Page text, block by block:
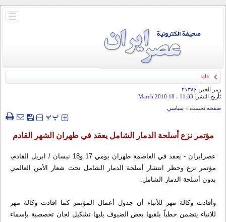
باز
قائد الحرس الثوري: إيران ستدمر أمريكا وإسرائيل والسعودية إذا تجاوزت خطوط طهران
الحمراء
رمز الخبر: ۲۱۳۸۶
تأريخ النشر: 11:33
- 18 March 2010
صفحه نخست » سياسي
‍‍‍ پپ
مؤتمر نزع أسلحة الدمار الشامل يعقد في طهران الشهر القادم
عصرایران - يعقد في العاصمة طهران يومي 17 و18 نيسان / ابريل القادم،
مؤتمر نزع وحظر انتشار أسلحة الدمار الشامل تحت شعار الأمن العالمي
بدون أسلحة الدمار الشامل.
وأفادت وكالة مهر للأنباء أن جدول أعمال المؤتمر كما افادت وكالة مهر
للانباء يتضمن خطباً يلقيها بعض الضيوف يليها تشكيل لجان تخصصية بإسماء